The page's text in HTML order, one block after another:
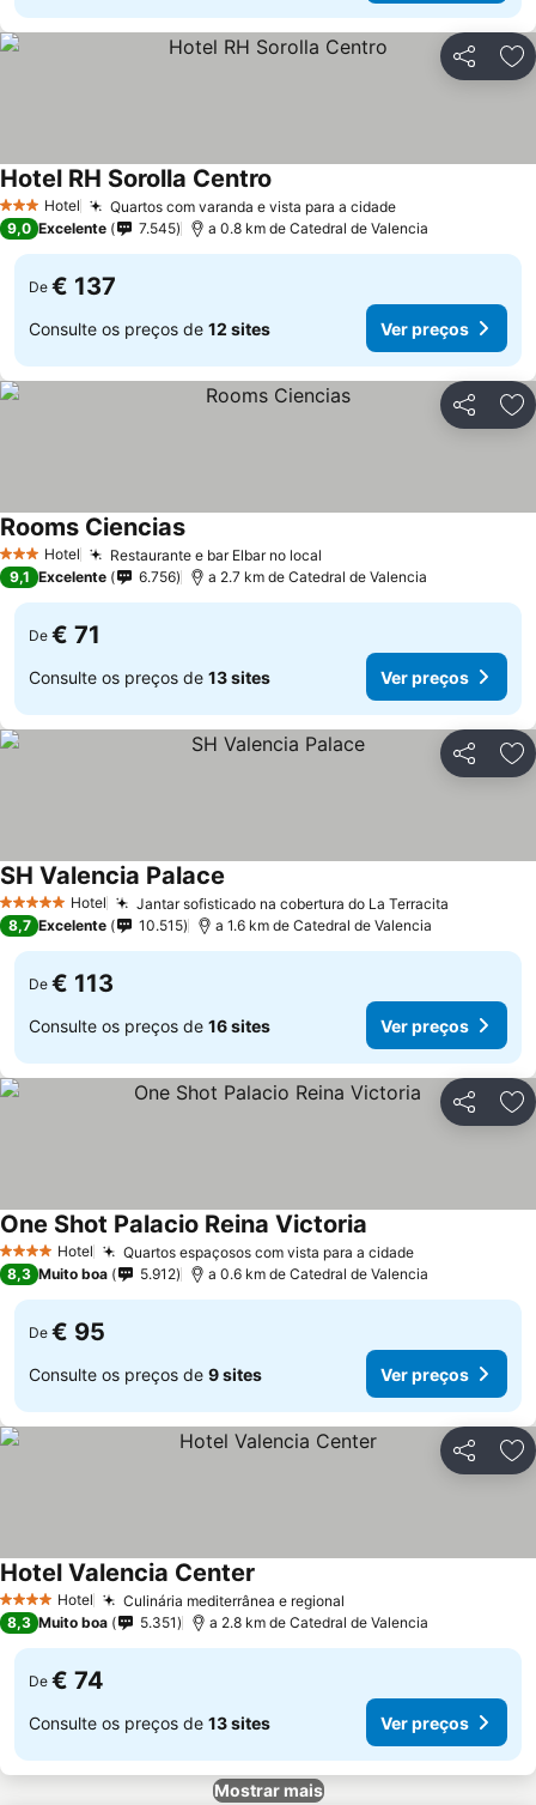
Partilhar
3 EstrelasHotel Quartos com varanda e vista para a cidade
Hotel RH Sorolla Centro
9,0 Excelente 7.545 a 0.8 km de Catedral de Valencia
De € 137
Consulte os preços de 12 sites Ver preços
Partilhar
3 EstrelasHotel Restaurante e bar Elbar no local
Rooms Ciencias
9,1 Excelente 6.756 a 2.7 km de Catedral de Valencia
De € 71
Consulte os preços de 13 sites Ver preços
Partilhar
5 Estrelas Hotel Jantar sofisticado na cobertura do La Terracita
SH Valencia Palace
8,7 Excelente 10.515 a 1.6 km de Catedral de Valencia
De € 113
Consulte os preços de 16 sites Ver preços
Partilhar
4 EstrelasHotel Quartos espaçosos com vista para a cidade
One Shot Palacio Reina Victoria
8,3 Muito boa 5.912 a 0.6 km de Catedral de Valencia
De € 95
Consulte os preços de 9 sites Ver preços
Partilhar
4 EstrelasHotel Culinária mediterrânea e regional
Hotel Valencia Center
8,3 Muito boa 5.351 a 2.8 km de Catedral de Valencia
De € 74
Consulte os preços de 13 sites Ver preços
Mostrar mais